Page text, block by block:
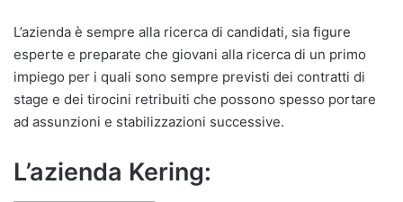
L’azienda è sempre alla ricerca di candidati, sia figure
esperte e preparate che giovani alla ricerca di un primo
impiego per i quali sono sempre previsti dei contratti di
stage e dei tirocini retribuiti che possono spesso portare
ad assunzioni e stabilizzazioni successive.
L’azienda Kering: